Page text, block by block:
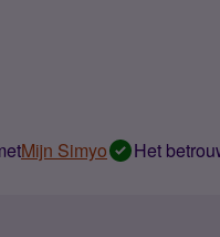
Mijn Simyo Het